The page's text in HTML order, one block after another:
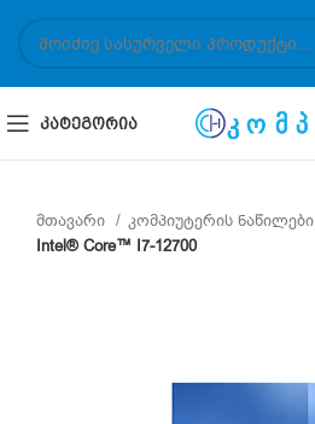
ᲙᲐᲢᲔᲒᲝᲠᲘᲐ
მთავარი კომპიუტერის ნაწილები
Intel® Core™ I7-12700